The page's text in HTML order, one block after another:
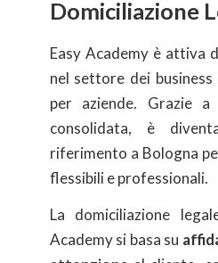
Domiciliazione
Easy Academy è attiva
nel settore dei
per aziende. Grazie a
consolidata, è
riferimento a Bologna
flessibili e professionali.
La domiciliazione
Academy si basa su